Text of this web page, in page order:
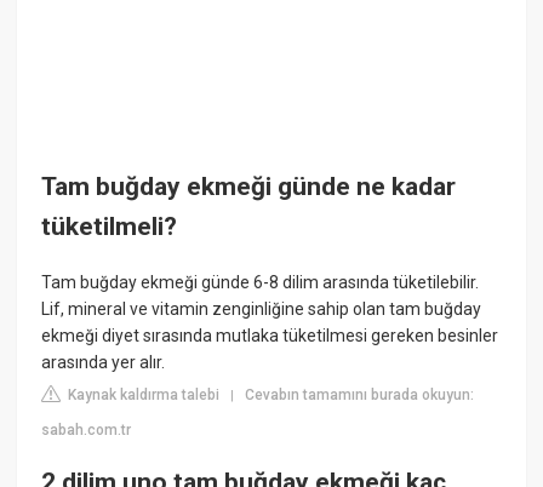
Tam buğday ekmeği günde ne kadar
tüketilmeli?
Tam buğday ekmeği günde 6-8 dilim arasında tüketilebilir.
Lif, mineral ve vitamin zenginliğine sahip olan tam buğday
ekmeği diyet sırasında mutlaka tüketilmesi gereken besinler
arasında yer alır.
Kaynak kaldırma talebi |Cevabın tamamını burada okuyun:
sabah.com.tr